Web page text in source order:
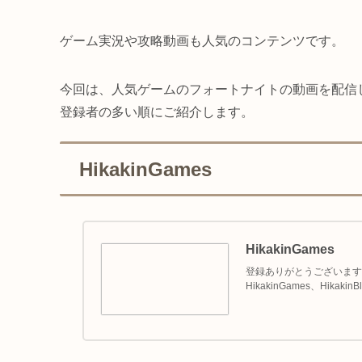
ゲーム実況や攻略動画も人気のコンテンツです。
今回は、人気ゲームのフォートナイトの動画を配
登録者の多い順にご紹介します。
HikakinGames
HikakinGames
登録ありがとうございま
HikakinGames、